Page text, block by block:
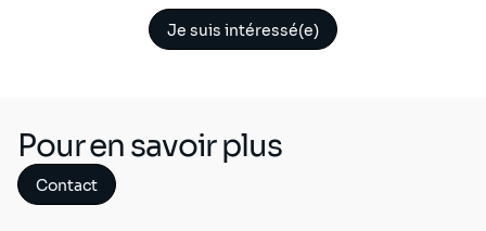
Je suis intéressé(e)
Pour en savoir plus
Contact